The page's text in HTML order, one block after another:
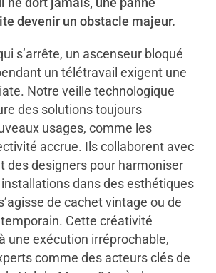
devenir un obstacle majeur.
s’arrête, un ascenseur bloqué
un télétravail exigent une
Notre veille technologique
des solutions toujours
usages, comme les
accrue. Ils collaborent avec
des designers pour harmoniser
dans des esthétiques
de cachet vintage ou de
Cette créativité
une exécution irréprochable,
comme des acteurs clés de